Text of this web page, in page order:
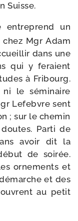
Suisse.
entre­prend un
chez Mgr Adam
dans une
qui y feraient
à Fribourg.
ni le sémi­naire
Lefebvre sent
; sur le che­min
Parti de
avoir dit la
de soi­rée.
orne­ments et
et des
ouvrent au petit